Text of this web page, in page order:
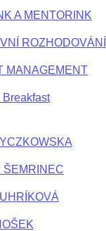
A MENTORINK
ROZHODOVÁNÍ
MANAGEMENT
ŠEMRINEC